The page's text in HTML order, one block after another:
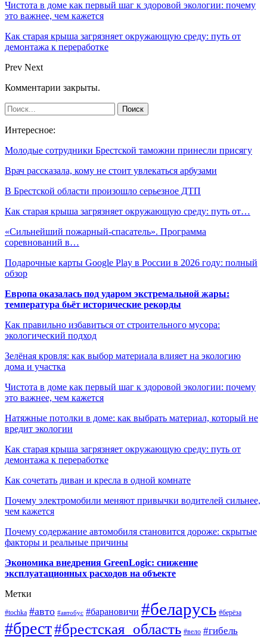
Чистота в доме как первый шаг к здоровой экологии: почему
это важнее, чем кажется
Как старая крыша загрязняет окружающую среду: путь от
демонтажа к переработке
Prev Next
Комментарии закрыты.
Интересное:
Молодые сотрудники Брестской таможни принесли присягу
Врач рассказала, кому не стоит увлекаться арбузами
В Брестской области произошло серьезное ДТП
Как старая крыша загрязняет окружающую среду: путь от…
«Сильнейший пожарный-спасатель». Программа
соревнований в…
Подарочные карты Google Play в России в 2026 году: полный
обзор
Европа оказалась под ударом экстремальной жары:
температура бьёт исторические рекорды
Как правильно избавиться от строительного мусора:
экологический подход
Зелёная кровля: как выбор материала влияет на экологию
дома и участка
Чистота в доме как первый шаг к здоровой экологии: почему
это важнее, чем кажется
Натяжные потолки в доме: как выбрать материал, который не
вредит экологии
Как старая крыша загрязняет окружающую среду: путь от
демонтажа к переработке
Как сочетать диван и кресла в одной комнате
Почему электромобили меняют привычки водителей сильнее,
чем кажется
Почему содержание автомобиля становится дороже: скрытые
факторы и реальные причины
Экономика внедрения GreenLogic: снижение
эксплуатационных расходов на объекте
Метки
#tochka #авто #автобус #барановичи #беларусь #берёза
#брест#брестская_область #вело #гибель